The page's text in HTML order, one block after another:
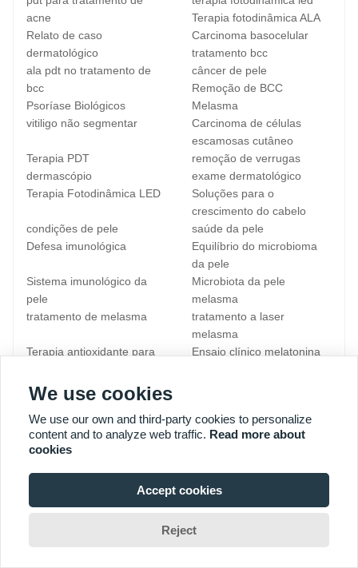
acne
Terapia fotodinâmica ALA
Relato de caso
dermatológico
Carcinoma basocelular
tratamento bcc
ala pdt no tratamento de
bcc
câncer de pele
Remoção de BCC
Psoríase Biológicos
Melasma
vitiligo não segmentar
Carcinoma de células
escamosas cutâneo
Terapia PDT
remoção de verrugas
dermascópio
exame dermatológico
Terapia Fotodinâmica LED
Soluções para o
crescimento do cabelo
condições de pele
saúde da pele
Defesa imunológica
Equilíbrio do microbioma
da pele
Sistema imunológico da
pele
Microbiota da pele
melasma
tratamento de melasma
tratamento a laser
melasma
Terapia antioxidante para
Ensaio clínico melatonina
Proteção contra vitiligo no
inverno
cuidados de inverno com
psoríase
fototerapia
para pele seca
sintomas de queda de
cabelo
tratamento para queda de
cabelo
alopecia areata
We use cookies
We use our own and third-party cookies to personalize
content and to analyze web traffic. Read more about
cookies
Accept cookies
Reject